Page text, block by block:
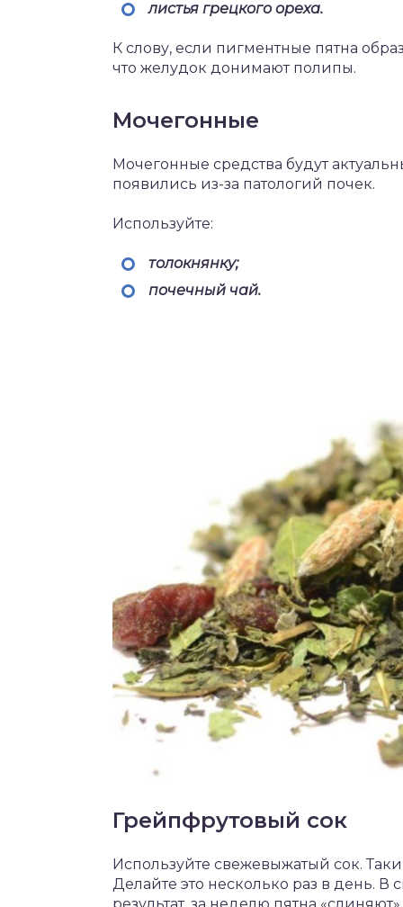
листья грецкого ореха.
К слову, если пигментные пятна
что желудок донимают полипы.
Мочегонные
Мочегонные средства будут
появились из-за патологий почек.
Используйте:
толокнянку;
почечный чай.
Грейпфрутовый сок
Используйте свежевыжатый сок.
Делайте это несколько раз в день.
результат, за неделю пятна «слиняют».